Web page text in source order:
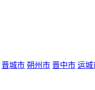
晋城市 朔州市 晋中市 运城